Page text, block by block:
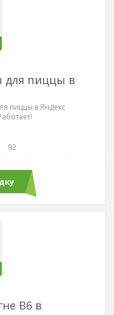
для пиццы в
пиццы в Яндекс
92
В6 в